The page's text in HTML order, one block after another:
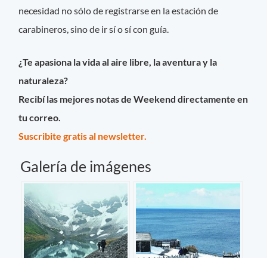
necesidad no sólo de registrarse en la estación de
carabineros, sino de ir sí o sí con guía.
¿Te apasiona la vida al aire libre, la aventura y la
naturaleza?
Recibí las mejores notas de Weekend directamente en
tu correo.
Suscribite gratis al newsletter.
Galería de imágenes